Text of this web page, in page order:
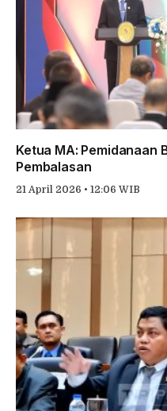
Ketua MA: Pemidanaan
Pembalasan
21 April 2026 • 12:06 WIB